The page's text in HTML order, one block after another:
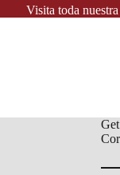
Visita toda